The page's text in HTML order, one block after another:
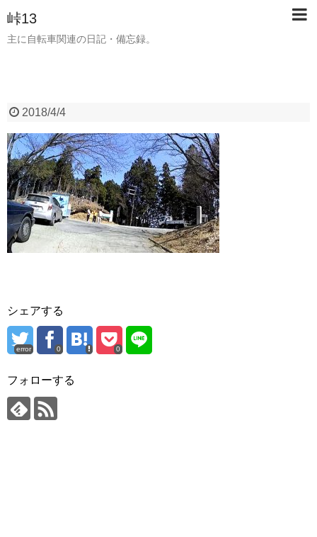
峠13
主に自転車関連の日記・備忘録。
2018/4/4
シェアする
error 0 0
フォローする